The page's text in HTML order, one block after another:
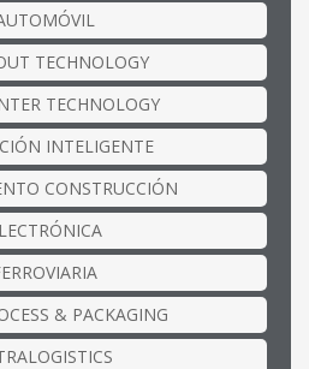
TECHNOLOGY
TECHNOLOGY
INTELIGENTE
CONSTRUCCIÓN
& PACKAGING